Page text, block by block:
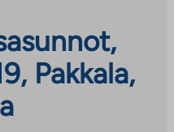
Pakkala,